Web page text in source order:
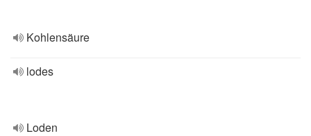
Kohlensäure
lodes
Loden